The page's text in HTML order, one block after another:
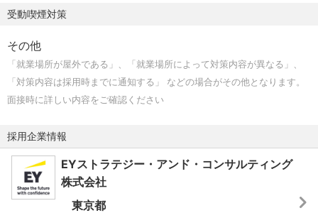
受動喫煙対策
その他
「就業場所が屋外である」、「就業場所によって対策内容が異なる」、
「対策内容は採用時までに通知する」 などの場合がその他となります。
面接時に詳しい内容をご確認ください
採用企業情報
EYストラテジー・アンド・コンサルティング
株式会社
東京都